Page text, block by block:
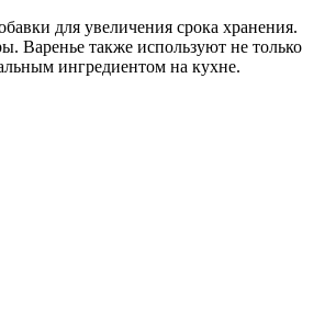
для увеличения срока хранения.
Варенье также используют не только
ингредиентом на кухне.